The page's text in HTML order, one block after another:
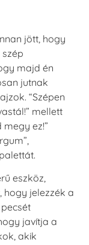
jött, hogy
majd én
jutnak
“Szépen
mellett
megy ez!”
eszköz,
jelezzék a
javítja a
akik